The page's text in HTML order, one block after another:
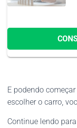
E podendo
escolher o carro,
Continue lendo